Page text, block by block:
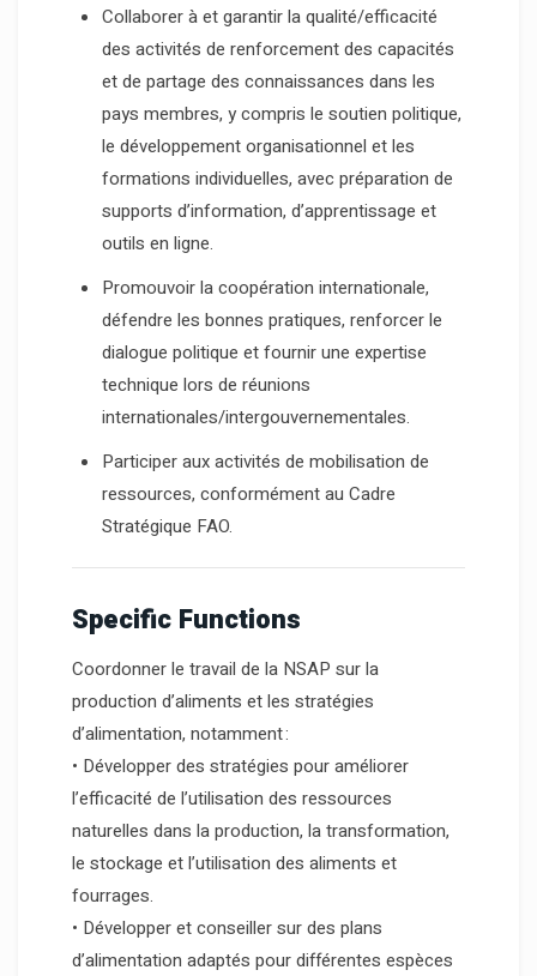
Collaborer à et garantir la qualité/efficacité
des activités de renforcement des capacités
et de partage des connaissances dans les
pays membres, y compris le soutien politique,
le développement organisationnel et les
formations individuelles, avec préparation de
supports d’information, d’apprentissage et
outils en ligne.
Promouvoir la coopération internationale,
défendre les bonnes pratiques, renforcer le
dialogue politique et fournir une expertise
technique lors de réunions
internationales/intergouvernementales.
Participer aux activités de mobilisation de
ressources, conformément au Cadre
Stratégique FAO.
Specific Functions
Coordonner le travail de la NSAP sur la
production d’aliments et les stratégies
d’alimentation, notamment :
• Développer des stratégies pour améliorer
l’efficacité de l’utilisation des ressources
naturelles dans la production, la transformation,
le stockage et l’utilisation des aliments et
fourrages.
• Développer et conseiller sur des plans
d’alimentation adaptés pour différentes espèces